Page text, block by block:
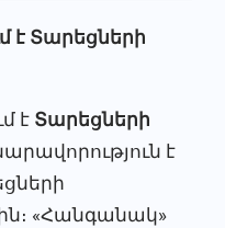
է Տարեցների
է Տարեցների
է
«Հանգանակ»